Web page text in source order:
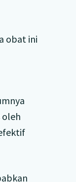
obat ini
oleh